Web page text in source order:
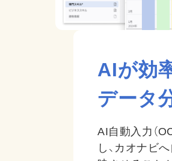
AIが効
データ
AI自動入力（
し、カオナビ